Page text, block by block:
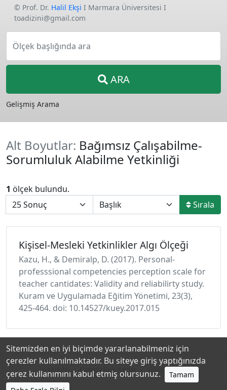
© Prof. Dr. Halil Ekşi I Marmara Üniversitesi I
toadizini@gmail.com
Ölçek başlığında ara
ARA
Gelişmiş Arama
Alt Boyutlar: Bağımsız Çalışabilme-
Sorumluluk Alabilme Yetkinliği
1 ölçek bulundu.
Sırala
Kişisel-Mesleki Yetkinlikler Algı Ölçeği
Kazu, H., & Demiralp, D. (2017). Personal-
professsional competencies perception scale for
teacher cantidates: Validity and reliabilirty study.
Kuram ve Uygulamada Eğitim Yönetimi, 23(3),
425-464. doi: 10.14527/kuey.2017.015
Hakkında Katkıda Bulunanlar Gizlilik Politikası
Sitemizden en iyi biçimde yararlanabilmeniz için
çerezler kullanılmaktadır. Bu siteye giriş yaptığınızda
çerez kullanımını kabul etmiş olursunuz.
Tamam